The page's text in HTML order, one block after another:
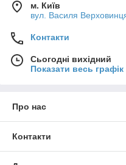
м. Київ
вул. Василя
Контакти
Сьогодні вихідний
Показати весь
Про нас
Контакти